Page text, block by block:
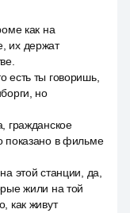
как на
их держат
есть ты говоришь,
но
гражданское
показано в фильме
этой станции, да,
жили на той
как живут